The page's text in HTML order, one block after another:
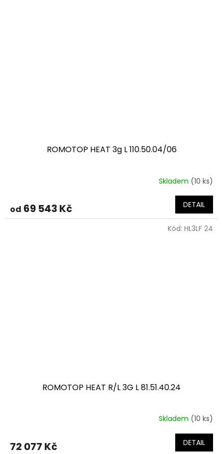
ROMOTOP HEAT 3g L 110.50.04/06
Skladem (10 ks)
od 69 543 Kč DETAIL
ROMOTOP HEAT R/L 3G L 81.51.40.24
Skladem (10 ks)
72 077 Kč DETAIL
Kód: HL3LF 24